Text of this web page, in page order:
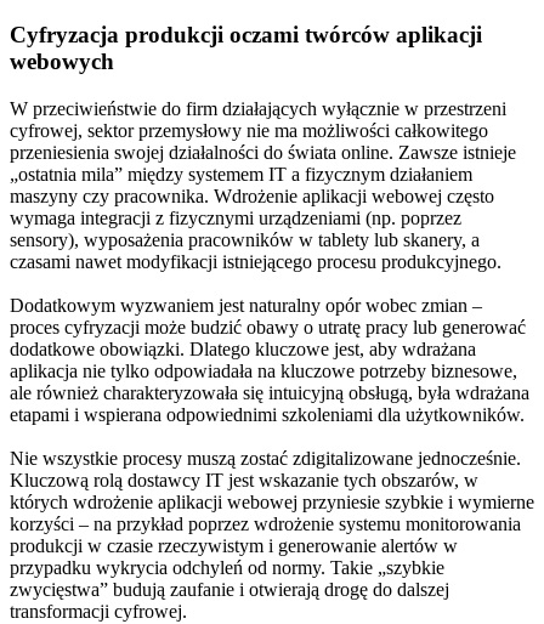
Cyfryzacja produkcji oczami twórców aplikacji
webowych
W przeciwieństwie do firm działających wyłącznie w przestrzeni
cyfrowej, sektor przemysłowy nie ma możliwości całkowitego
przeniesienia swojej działalności do świata online. Zawsze istnieje
„ostatnia mila” między systemem IT a fizycznym działaniem
maszyny czy pracownika. Wdrożenie aplikacji webowej często
wymaga integracji z fizycznymi urządzeniami (np. poprzez
sensory), wyposażenia pracowników w tablety lub skanery, a
czasami nawet modyfikacji istniejącego procesu produkcyjnego.
Dodatkowym wyzwaniem jest naturalny opór wobec zmian –
proces cyfryzacji może budzić obawy o utratę pracy lub generować
dodatkowe obowiązki. Dlatego kluczowe jest, aby wdrażana
aplikacja nie tylko odpowiadała na kluczowe potrzeby biznesowe,
ale również charakteryzowała się intuicyjną obsługą, była wdrażana
etapami i wspierana odpowiednimi szkoleniami dla użytkowników.
Nie wszystkie procesy muszą zostać zdigitalizowane jednocześnie.
Kluczową rolą dostawcy IT jest wskazanie tych obszarów, w
których wdrożenie aplikacji webowej przyniesie szybkie i wymierne
korzyści – na przykład poprzez wdrożenie systemu monitorowania
produkcji w czasie rzeczywistym i generowanie alertów w
przypadku wykrycia odchyleń od normy. Takie „szybkie
zwycięstwa” budują zaufanie i otwierają drogę do dalszej
transformacji cyfrowej.